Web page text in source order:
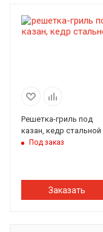
Решетка-гриль под
казан, кедр стальной
Под заказ
Заказать